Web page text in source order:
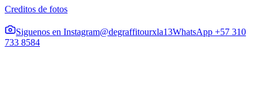
Creditos de fotos
Siguenos en Instagram@degraffitourxla13WhatsApp +57 310
733 8584